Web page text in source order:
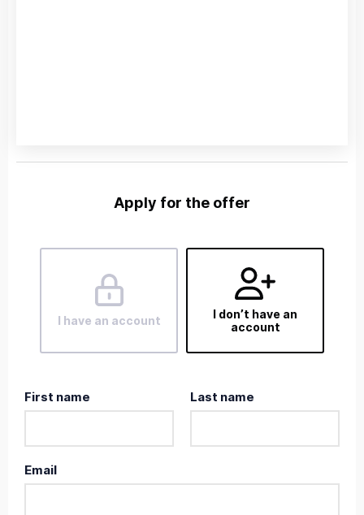
Apply for the offer
I have an account
I don’t have an
account
First name Last name
Email